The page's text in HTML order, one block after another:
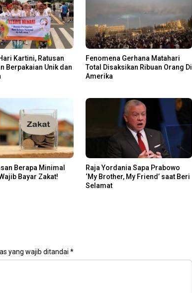
Kartini, Ratusan
Berpakaian Unik dan
Fenomena Gerhana Matahari
Total Disaksikan Ribuan Orang Di
Amerika
Berapa Minimal
Bayar Zakat!
Raja Yordania Sapa Prabowo
‘My Brother, My Friend’ saat Beri
Selamat
yang wajib ditandai *